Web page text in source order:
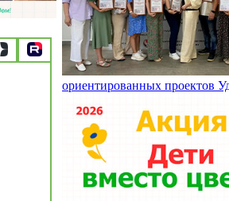
ориентированных проектов